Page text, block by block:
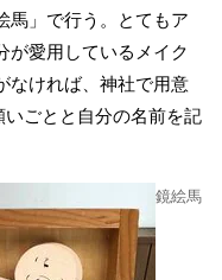
」で行う。とてもア
が愛用しているメイク
なければ、神社で用意
ごとと自分の名前を記
鏡絵馬